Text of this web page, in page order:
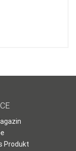
Produkt